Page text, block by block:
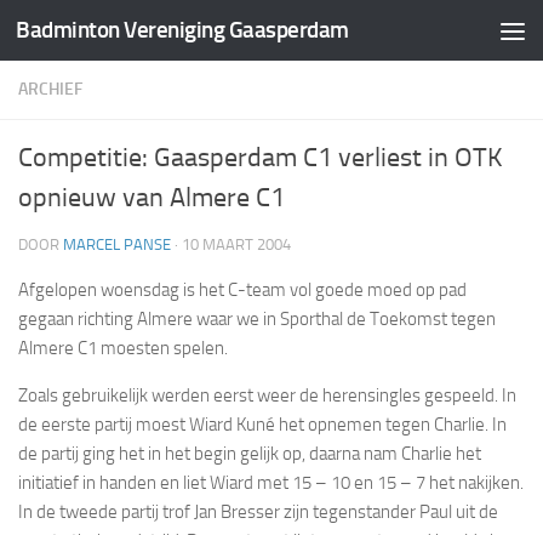
Doorgaan naar inhoud
Badminton Vereniging Gaasperdam
ARCHIEF
Competitie: Gaasperdam C1 verliest in OTK
opnieuw van Almere C1
DOOR MARCEL PANSE · 10 MAART 2004
Afgelopen woensdag is het C-team vol goede moed op pad
gegaan richting Almere waar we in Sporthal de Toekomst tegen
Almere C1 moesten spelen.
Zoals gebruikelijk werden eerst weer de herensingles gespeeld. In
de eerste partij moest Wiard Kuné het opnemen tegen Charlie. In
de partij ging het in het begin gelijk op, daarna nam Charlie het
initiatief in handen en liet Wiard met 15 – 10 en 15 – 7 het nakijken.
In de tweede partij trof Jan Bresser zijn tegenstander Paul uit de